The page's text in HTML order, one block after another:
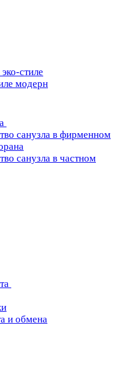
стиле
модерн
санузла в фирменном
санузла в частном
и обмена